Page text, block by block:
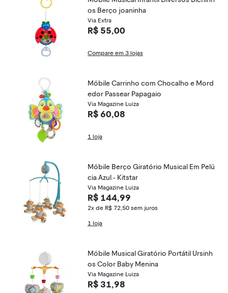
os Berço joaninha
Via Extra
R$ 55,00
Compare em 3 lojas
Móbile Carrinho com Chocalho e Mord
edor Passear Papagaio
Via Magazine Luiza
R$ 60,08
1 loja
Móbile Berço Giratório Musical Em Pelú
cia Azul - Kitstar
Via Magazine Luiza
R$ 144,99
2x de R$ 72,50 sem juros
1 loja
Móbile Musical Giratório Portátil Ursinh
os Color Baby Menina
Via Magazine Luiza
R$ 31,98